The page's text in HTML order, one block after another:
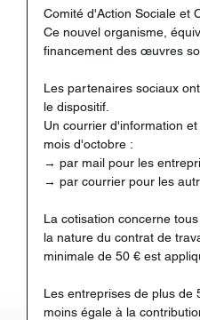
Comité d'Action Sociale et
Ce nouvel organisme,
financement des œuvres
Les partenaires sociaux
le dispositif.
Un courrier d'information
mois d'octobre :
→ par mail pour les
→ par courrier pour les
La cotisation concerne
la nature du contrat de
minimale de 50 € est
Les entreprises de plus
moins égale à la